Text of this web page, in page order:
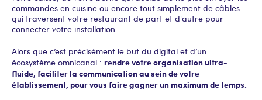
commandes en cuisine ou encore tout simplement de câbles
qui traversent votre restaurant de part et d'autre pour
connecter votre installation.
Alors que c’est précisément le but du digital et d’un
écosystème omnicanal : rendre votre organisation ultra-
fluide, faciliter la communication au sein de votre
établissement, pour vous faire gagner un maximum de temps.